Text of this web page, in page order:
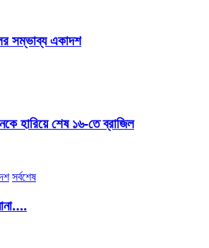
সম্ভাব্য একাদশ
হারিয়ে শেষ ১৬-তে ব্রাজিল
সর্বশেষ